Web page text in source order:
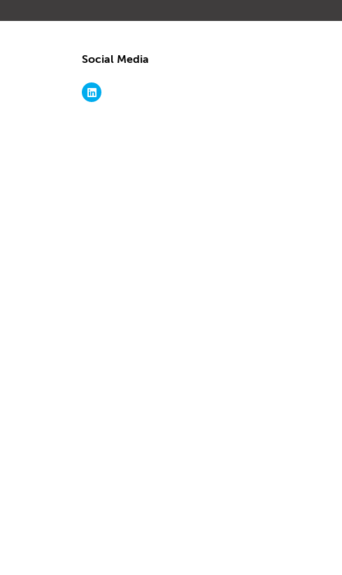
Social Media